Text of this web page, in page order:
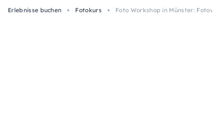
Erlebnisse buchen
Fotokurs Foto Workshop in Münster: